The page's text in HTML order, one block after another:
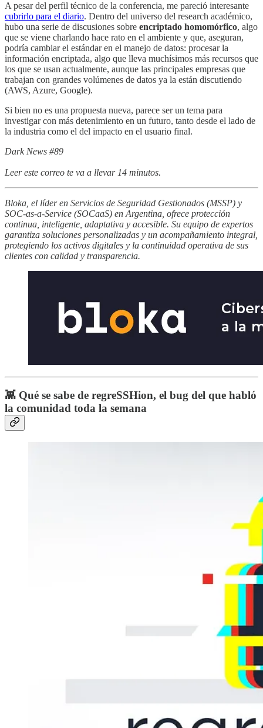
A pesar del perfil técnico de la conferencia, me pareció interesante
cubrirlo para el diario. Dentro del universo del research académico,
hubo una serie de discusiones sobre encriptado homomórfico, algo
que se viene charlando hace rato en el ambiente y que, aseguran,
podría cambiar el estándar en el manejo de datos: procesar la
información encriptada, algo que lleva muchísimos más recursos que
los que se usan actualmente, aunque las principales empresas que
trabajan con grandes volúmenes de datos ya la están discutiendo
(AWS, Azure, Google).
Si bien no es una propuesta nueva, parece ser un tema para
investigar con más detenimiento en un futuro, tanto desde el lado de
la industria como el del impacto en el usuario final.
Dark News #89
Leer este correo te va a llevar 14 minutos.
Bloka, el líder en Servicios de Seguridad Gestionados (MSSP) y
SOC-as-a-Service (SOCaaS) en Argentina, ofrece protección
continua, inteligente, adaptativa y accesible. Su equipo de expertos
garantiza soluciones personalizadas y un acompañamiento integral,
protegiendo los activos digitales y la continuidad operativa de sus
clientes con calidad y transparencia.
👾 Qué se sabe de regreSSHion, el bug del que habló
la comunidad toda la semana